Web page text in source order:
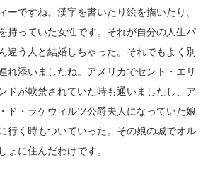
ーですね。漢字を書いたり絵を描いたり、
持っていた女性です。それが自分の人生パ
違う人と結婚しちゃった。それでもよく別
れ添いましたね。アメリカでセント・エリ
ドが軟禁されていた時も通いましたし、ア
ド・ラケウィルツ公爵夫人になっていた娘
行く時もついていった。その娘の城でオル
ょに住んだわけです。